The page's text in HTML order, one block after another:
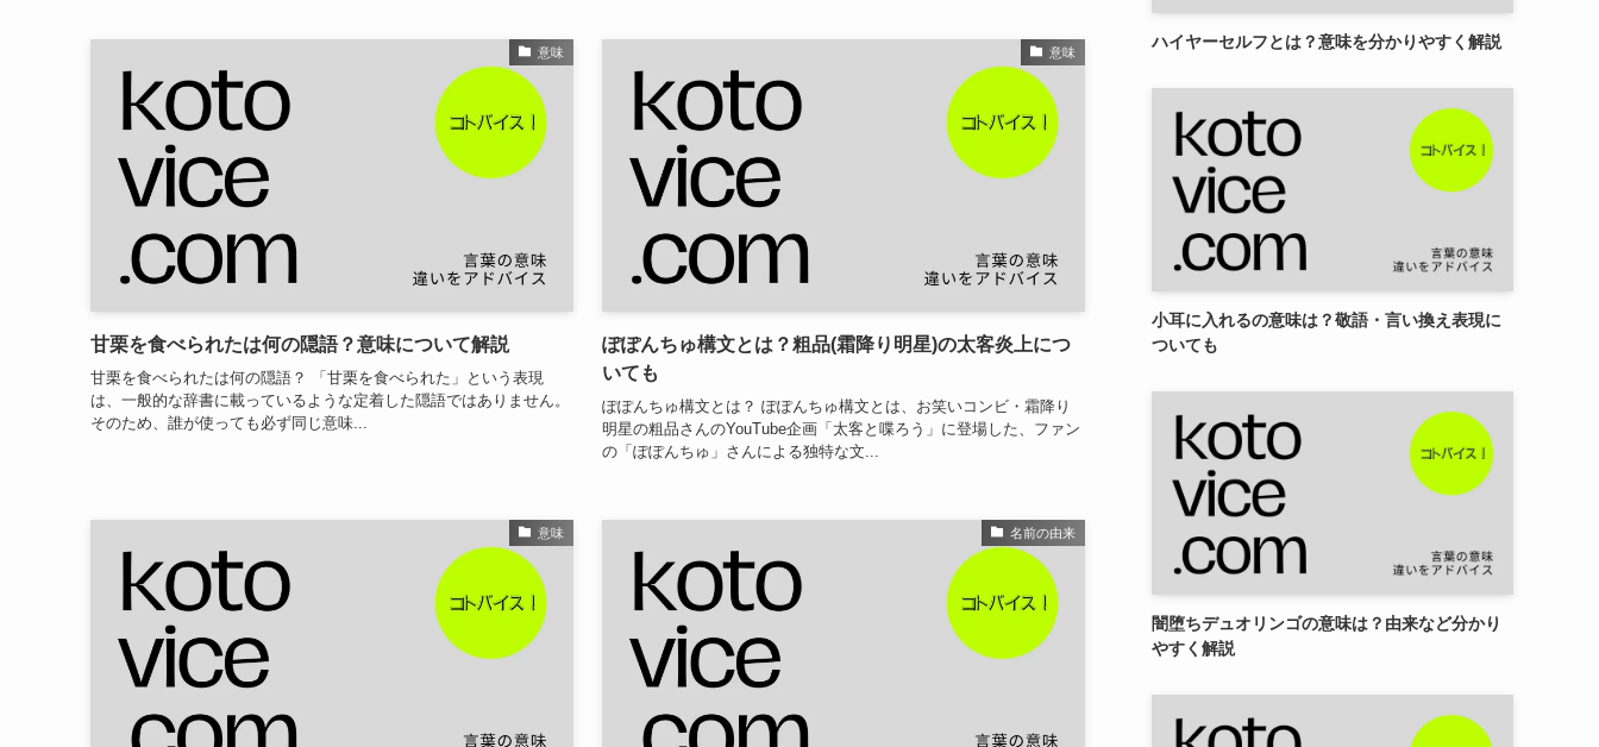
意味
甘栗を食べられたは何の隠語？意味について解説
甘栗を食べられたは何の隠語？ 「甘栗を食べられた」という表現
は、一般的な辞書に載っているような定着した隠語ではありません。
そのため、誰が使っても必ず同じ意味...
意味
ぽぽんちゅ構文とは？粗品(霜降り明星)の太客炎上につ
いても
ぽぽんちゅ構文とは？ ぽぽんちゅ構文とは、お笑いコンビ・霜降り
明星の粗品さんのYouTube企画「太客と喋ろう」に登場した、ファン
の「ぽぽんちゅ」さんによる独特な文...
意味 名前の由来
ハイヤーセルフとは？意味を分かりやすく解説
小耳に入れるの意味は？敬語・言い換え表現に
ついても
闇堕ちデュオリンゴの意味は？由来など分かり
やすく解説